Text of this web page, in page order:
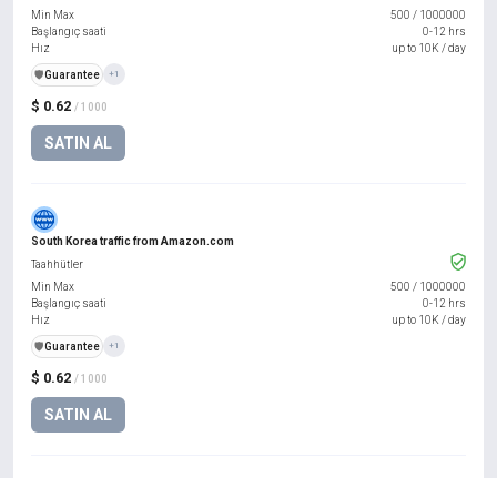
$ 0.62 / 1000
SATIN AL
Min Max
500 / 1000000
Başlangıç saati
0-12 hrs
Hız
up to 10K / day
️🛡️Guarantee +1
South Korea traffic from Amazon.com
$ 0.62 / 1000
SATIN AL
Taahhütler
Min Max
500 / 1000000
Başlangıç saati
0-12 hrs
Hız
up to 10K / day
️🛡️Guarantee +1